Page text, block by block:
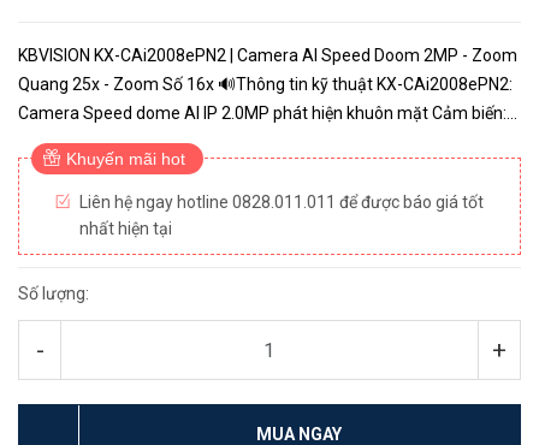
KBVISION KX-CAi2008ePN2 | Camera AI Speed Doom 2MP - Zoom
Quang 25x - Zoom Số 16x 🔊Thông tin kỹ thuật KX-CAi2008ePN2:
Camera Speed dome AI IP 2.0MP phát hiện khuôn mặt Cảm biến:
1/2.8" CMOS 2.0MP, tối đa: 50/60fps@ 2.0Mp(1920x1080) Zoom
qua...
Khuyến mãi hot
Liên hệ ngay hotline 0828.011.011 để được báo giá tốt
nhất hiện tại
Số lượng:
- +
MUA NGAY